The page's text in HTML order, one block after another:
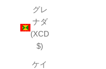
グレ
ナダ
(XCD
$)
ケイ